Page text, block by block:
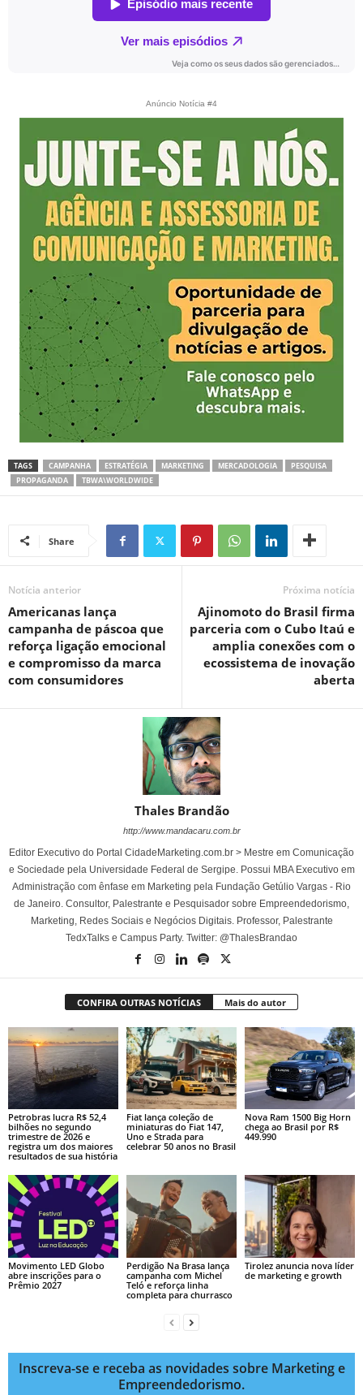
Anúncio Notícia #4
TAGS CAMPANHA ESTRATÉGIA MARKETING MERCADOLOGIA
PESQUISA
PROPAGANDA
TBWA\WORLDWIDE
Share
Notícia anterior
Americanas lança
campanha de páscoa que
reforça ligação emocional
e compromisso da marca
com consumidores
Próxima notícia
Ajinomoto do Brasil firma
parceria com o Cubo Itaú e
amplia conexões com o
ecossistema de inovação
aberta
Thales Brandão
http://www.mandacaru.com.br
Editor Executivo do Portal CidadeMarketing.com.br > Mestre em Comunicação
e Sociedade pela Universidade Federal de Sergipe. Possui MBA Executivo em
Administração com ênfase em Marketing pela Fundação Getúlio Vargas - Rio
de Janeiro. Consultor, Palestrante e Pesquisador sobre Empreendedorismo,
Marketing, Redes Sociais e Negócios Digitais. Professor, Palestrante
TedxTalks e Campus Party. Twitter: @ThalesBrandao
CONFIRA OUTRAS NOTÍCIAS Mais do autor
Petrobras lucra R$ 52,4
bilhões no segundo
trimestre de 2026 e
registra um dos maiores
resultados de sua história
Fiat lança coleção de
miniaturas do Fiat 147,
Uno e Strada para
celebrar 50 anos no Brasil
Nova Ram 1500 Big Horn
chega ao Brasil por R$
449.990
Movimento LED Globo
abre inscrições para o
Prêmio 2027
Perdigão Na Brasa lança
campanha com Michel
Teló e reforça linha
completa para churrasco
Tirolez anuncia nova líder
de marketing e growth
Inscreva-se e receba as novidades sobre Marketing e
Empreendedorismo.